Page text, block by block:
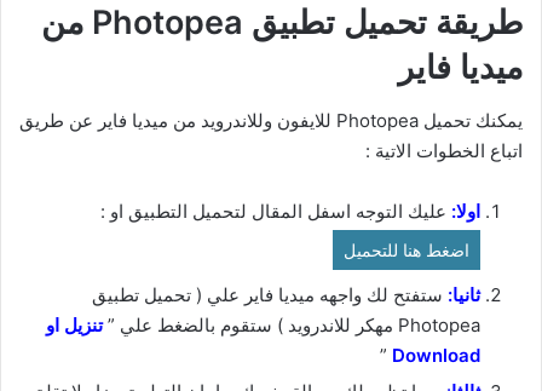
طريقة تحميل تطبيق Photopea من
ميديا فاير
يمكنك تحميل Photopea للايفون وللاندرويد من ميديا فاير عن طريق
اتباع الخطوات الاتية :
اولا: عليك التوجه اسفل المقال لتحميل التطبيق او :
اضغط هنا للتحميل
ثانيا: ستفتح لك واجهه ميديا فاير علي ( تحميل تطبيق
Photopea مهكر للاندرويد ) ستقوم بالضغط علي ”
تنزيل او
Download
”